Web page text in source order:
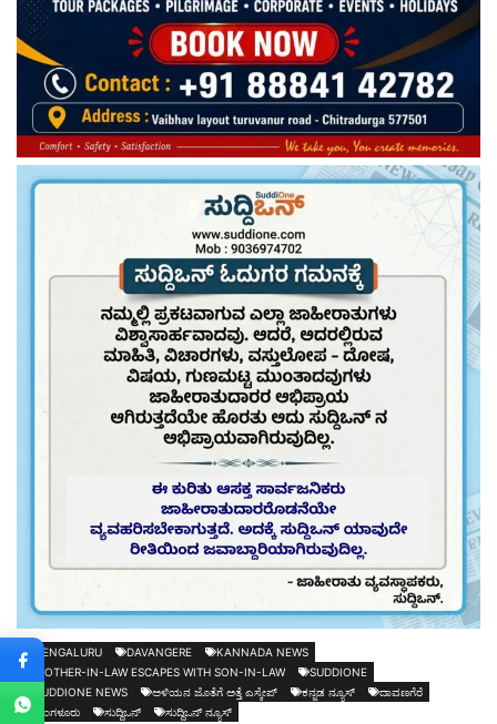
BENGALURU DAVANGERE
KANNADA NEWS
MOTHER-IN-LAW ESCAPES WITH SON-IN-LAW
SUDDIONE
SUDDIONE NEWS
ಅಳಿಯನ ಜೊತೆಗೆ ಅತ್ತೆ ಎಸ್ಕೇಪ್ ಕನ್ನಡ ನ್ಯೂಸ್
ದಾವಣಗೆರೆ
ಬೆಂಗಳೂರು
ಸುದ್ದಿಒನ್ ಸುದ್ದಿಒನ್ ನ್ಯೂಸ್